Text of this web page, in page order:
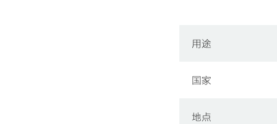
用途
国家
地点